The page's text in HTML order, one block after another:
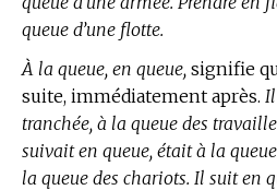
queue d’une flotte.
À la queue, en queue, signifie
suite, immédiatement après.
tranchée, à la queue des
suivait en queue, était à la
la queue des chariots. Il suit en